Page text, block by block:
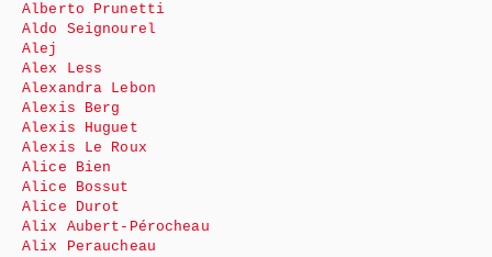
Alberto Prunetti
Aldo Seignourel
Alej
Alex Less
Alexandra Lebon
Alexis Berg
Alexis Huguet
Alexis Le Roux
Alice Bien
Alice Bossut
Alice Durot
Alix Aubert-Pérocheau
Alix Peraucheau